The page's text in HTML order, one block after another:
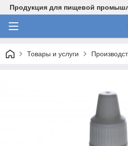
Продукция для пищевой
Товары и услуги